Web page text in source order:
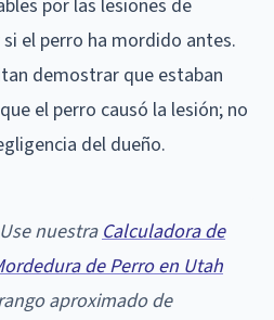
por las lesiones de
el perro ha mordido antes.
demostrar que estaban
el perro causó la lesión; no
del dueño.
nuestraCalculadora de
de Perro en Utah
aproximado de